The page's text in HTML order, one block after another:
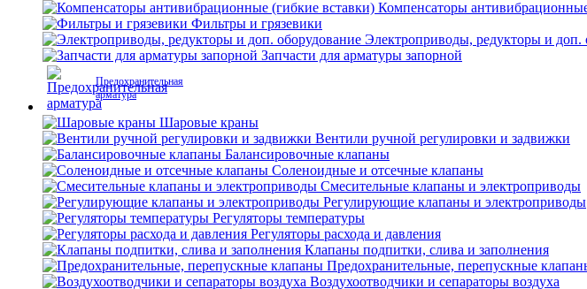
Компенсаторы
Фильтры и грязевики
Электроприводы, редукторы и доп.
Запчасти для арматуры запорной
Предохранительная
арматура
Шаровые краны
Вентили ручной регулировки и задвижки
Балансировочные клапаны
Соленоидные и отсечные клапаны
Смесительные клапаны и электроприводы
Регулирующие клапаны и электроприводы
Регуляторы температуры
Регуляторы расхода и давления
Клапаны подпитки, слива и заполнения
Предохранительные, перепускные
Воздухоотводчики и сепараторы воздуха